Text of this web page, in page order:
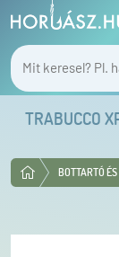
TRABUCCO
BOTTARTÓ